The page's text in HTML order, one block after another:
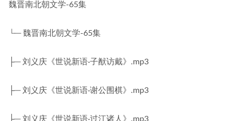
魏晋南北朝文学-65集
└─ 魏晋南北朝文学-65集
├─ 刘义庆《世说新语·子猷访戴》.mp3
├─ 刘义庆《世说新语·谢公围棋》.mp3
├─ 刘义庆《世说新语·过江诸人》.mp3